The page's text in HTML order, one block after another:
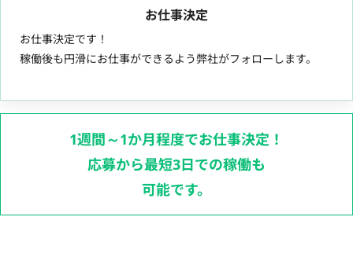
お仕事決定
お仕事決定です！
稼働後も円滑にお仕事ができるよう弊社がフォローします。
1週間～1か月程度でお仕事決定！
応募から最短3日での稼働も
可能です。